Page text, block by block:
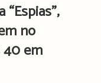
“Espias”,
no
40 em